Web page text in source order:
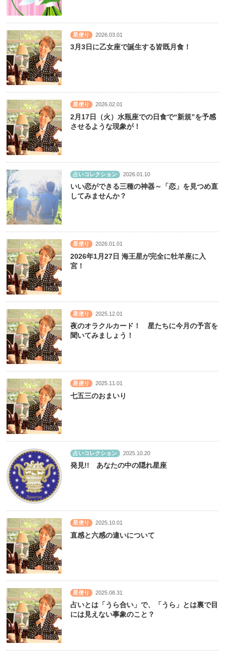
星便り 2026.03.01
3月3日に乙女座で誕生する皆既月食！
星便り 2026.02.01
2月17日（火）水瓶座での日食で“新規”を予感
させるような現象が！
占いコレクション 2026.01.10
いい恋ができる三種の神器～「恋」を見つめ直
してみませんか？
星便り 2026.01.01
2026年1月27日 海王星が完全に牡羊座に入
宮！
星便り 2025.12.01
夜のオラクルカード！ 星たちに今月の予言を
聞いてみましょう！
星便り 2025.11.01
七五三のおまいり
占いコレクション 2025.10.20
発見!! あなたの中の隠れ星座
星便り 2025.10.01
直感と六感の違いについて
星便り 2025.08.31
占いとは「うら合い」で、「うら」とは裏で目
には見えない事象のこと？